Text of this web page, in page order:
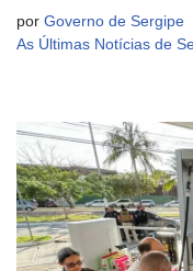
por Governo de Sergipe
As Últimas Notícias de